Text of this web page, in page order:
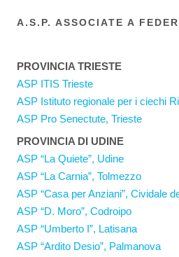
A.S.P. ASSOCIATE A
PROVINCIA TRIESTE
ASP ITIS Trieste
ASP Istituto regionale per i ciechi
ASP Pro Senectute, Trieste
PROVINCIA DI UDINE
ASP “La Quiete”, Udine
ASP “La Carnia”, Tolmezzo
ASP “Casa per Anziani”, Cividale
ASP “D. Moro”, Codroipo
ASP “Umberto I”, Latisana
ASP “Ardito Desio”, Palmanova